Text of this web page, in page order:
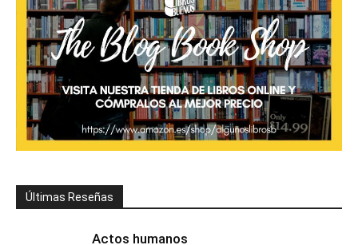
Últimas Reseñas
Actos humanos